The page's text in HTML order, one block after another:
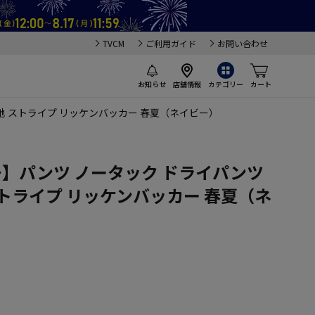
TVCM ご利用ガイド お問い合わせ
お知らせ 店舗情報 カテゴリー カート
トライプ リッケンバッカー 春夏（ネイビー）
パンツ ノータック ドライパンツ
ライプ リッケンバッカー 春夏（ネ